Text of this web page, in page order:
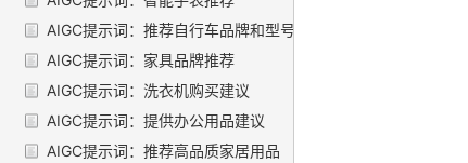
AIGC提示词：推荐自行车品牌和型号
AIGC提示词：家具品牌推荐
AIGC提示词：洗衣机购买建议
AIGC提示词：提供办公用品建议
AIGC提示词：推荐高品质家居用品